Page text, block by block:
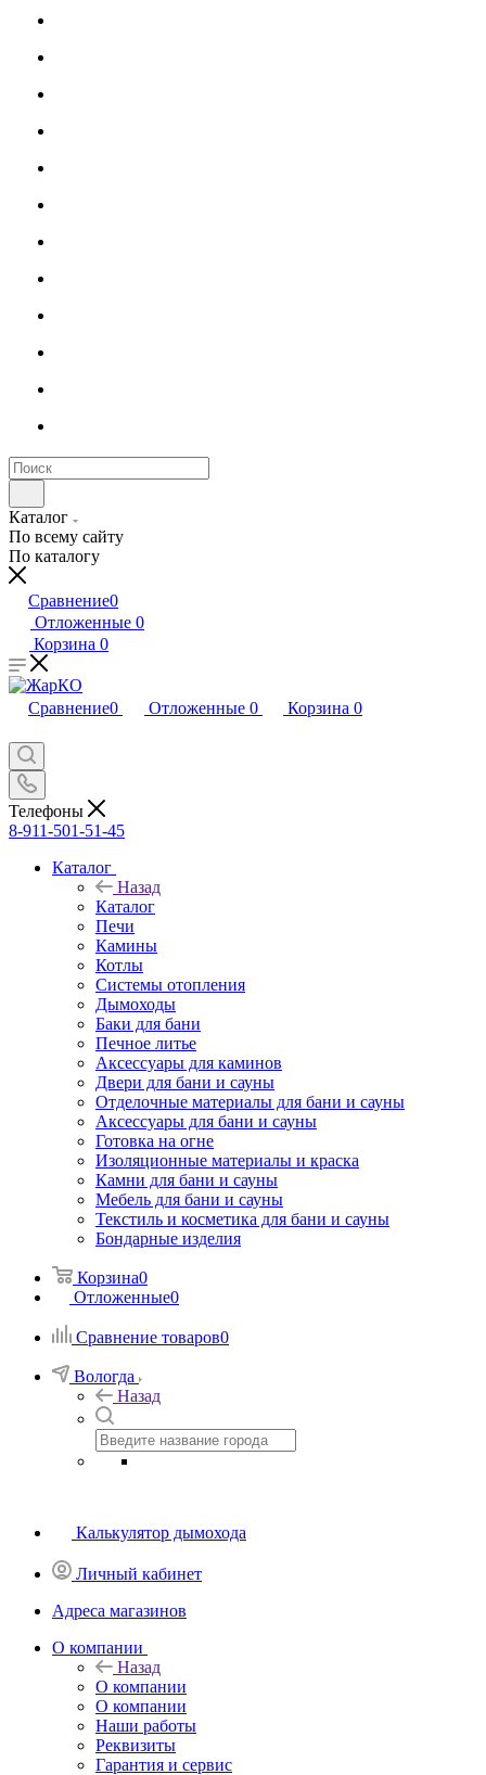
Каталог
По всему сайту
По каталогу
Сравнение0
Отложенные 0
Корзина 0
Сравнение0 Отложенные 0 Корзина 0
Телефоны
8-911-501-51-45
Каталог
Назад
Каталог
Печи
Камины
Котлы
Системы отопления
Дымоходы
Баки для бани
Печное литье
Аксессуары для каминов
Двери для бани и сауны
Отделочные материалы для бани и сауны
Аксессуары для бани и сауны
Готовка на огне
Изоляционные материалы и краска
Камни для бани и сауны
Мебель для бани и сауны
Текстиль и косметика для бани и сауны
Бондарные изделия
Корзина0
Отложенные0
Сравнение товаров0
Вологда
Назад
Калькулятор дымохода
Личный кабинет
Адреса магазинов
O компании
Назад
O компании
О компании
Наши работы
Реквизиты
Гарантия и сервис